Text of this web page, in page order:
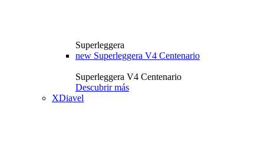
Superleggera
new Superleggera V4 Centenario
Superleggera V4 Centenario
Descubrir más
XDiavel